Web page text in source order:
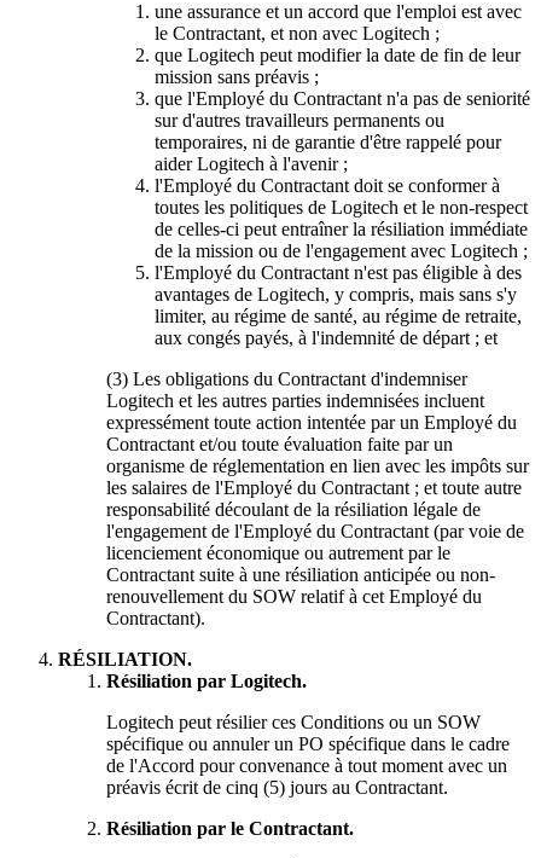
une assurance et un accord que l'emploi est avec
le Contractant, et non avec Logitech ;
que Logitech peut modifier la date de fin de leur
mission sans préavis ;
que l'Employé du Contractant n'a pas de seniorité
sur d'autres travailleurs permanents ou
temporaires, ni de garantie d'être rappelé pour
aider Logitech à l'avenir ;
l'Employé du Contractant doit se conformer à
toutes les politiques de Logitech et le non-respect
de celles-ci peut entraîner la résiliation immédiate
de la mission ou de l'engagement avec Logitech ;
l'Employé du Contractant n'est pas éligible à des
avantages de Logitech, y compris, mais sans s'y
limiter, au régime de santé, au régime de retraite,
aux congés payés, à l'indemnité de départ ; et
(3) Les obligations du Contractant d'indemniser
Logitech et les autres parties indemnisées incluent
expressément toute action intentée par un Employé du
Contractant et/ou toute évaluation faite par un
organisme de réglementation en lien avec les impôts sur
les salaires de l'Employé du Contractant ; et toute autre
responsabilité découlant de la résiliation légale de
l'engagement de l'Employé du Contractant (par voie de
licenciement économique ou autrement par le
Contractant suite à une résiliation anticipée ou non-
renouvellement du SOW relatif à cet Employé du
Contractant).
RÉSILIATION.
Résiliation par Logitech.
Logitech peut résilier ces Conditions ou un SOW
spécifique ou annuler un PO spécifique dans le cadre
de l'Accord pour convenance à tout moment avec un
préavis écrit de cinq (5) jours au Contractant.
Résiliation par le Contractant.